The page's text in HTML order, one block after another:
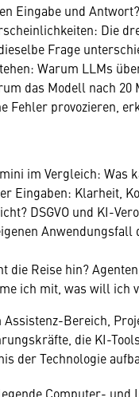
Eingabe und
Die
Frage
Warum LLMs
das Modell nach
Fehler provozieren,
im Vergleich:
Eingaben: Klarheit,
DSGVO und KI-
die Reise hin?
ich mit, was will ich
Assistenz-Bereich,
die KI-
der Technologie
Computer-